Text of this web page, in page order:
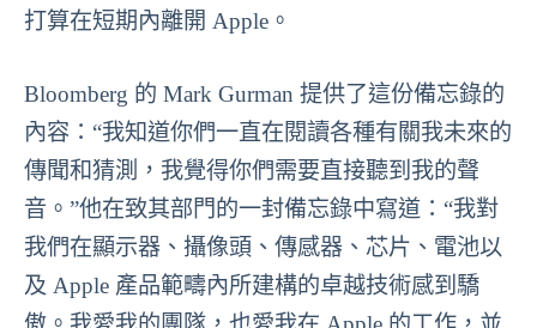
打算在短期內離開 Apple。
Bloomberg 的 Mark Gurman 提供了這份備忘錄的
內容：“我知道你們一直在閱讀各種有關我未來的
傳聞和猜測，我覺得你們需要直接聽到我的聲
音。”他在致其部門的一封備忘錄中寫道：“我對
我們在顯示器、攝像頭、傳感器、芯片、電池以
及 Apple 產品範疇內所建構的卓越技術感到驕